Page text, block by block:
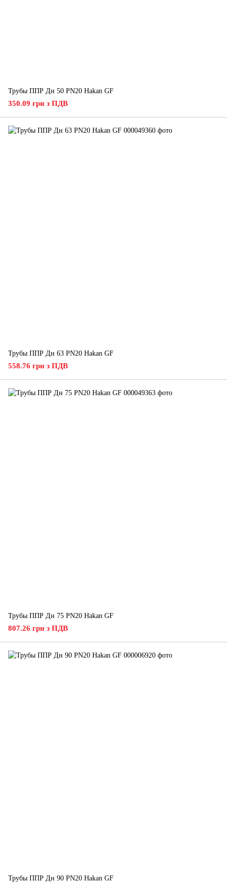
Трубы ППР Дн 50 PN20 Hakan GF
350.09 грн з ПДВ
Трубы ППР Дн 63 PN20 Hakan GF
558.76 грн з ПДВ
Трубы ППР Дн 75 PN20 Hakan GF
807.26 грн з ПДВ
Трубы ППР Дн 90 PN20 Hakan GF